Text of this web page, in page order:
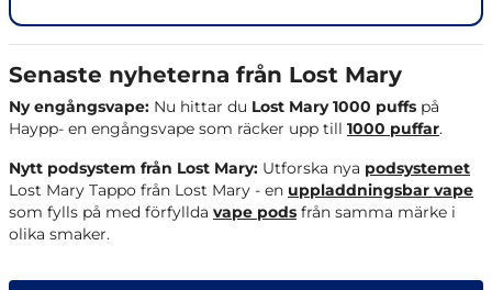
Senaste nyheterna från Lost Mary
Ny engångsvape: Nu hittar du Lost Mary 1000 puffs på
Haypp- en engångsvape som räcker upp till 1000 puffar.
Nytt podsystem från Lost Mary: Utforska nya podsystemet
Lost Mary Tappo från Lost Mary - en uppladdningsbar vape
som fylls på med förfyllda vape pods från samma märke i
olika smaker.